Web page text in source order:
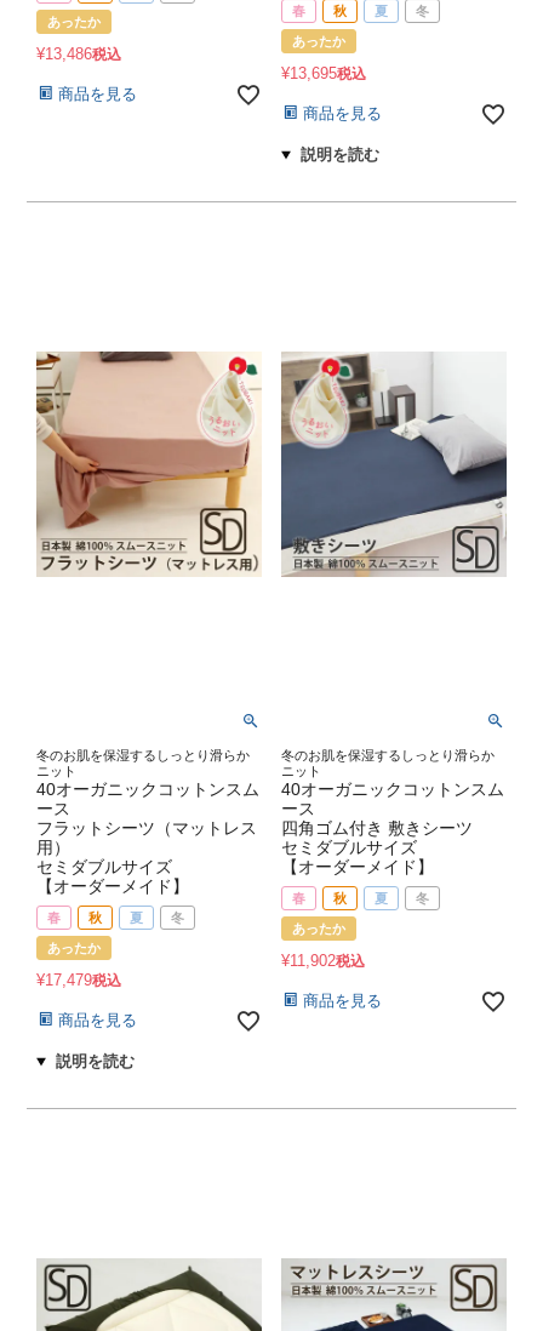
あったか
¥13,486税込
商品を見る
春 秋 夏 冬
あったか
¥13,695税込
商品を見る
冬のお肌を保湿するしっとり滑らか
ニット
40オーガニックコットンスム
ース
フラットシーツ（マットレス
用）
セミダブルサイズ
【オーダーメイド】
春 秋 夏 冬
あったか
¥17,479税込
商品を見る
冬のお肌を保湿するしっとり滑らか
ニット
40オーガニックコットンスム
ース
四角ゴム付き 敷きシーツ
セミダブルサイズ
【オーダーメイド】
春 秋 夏 冬
あったか
¥11,902税込
商品を見る